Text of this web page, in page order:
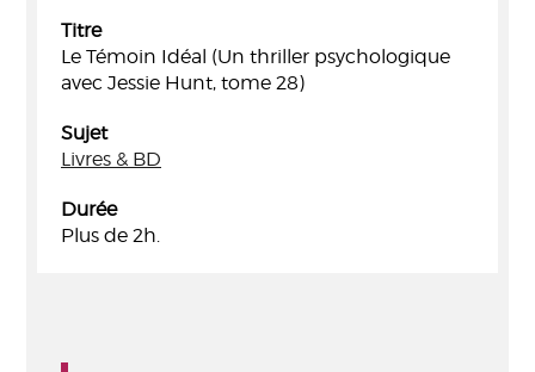
Titre
Le Témoin Idéal (Un thriller psychologique
avec Jessie Hunt, tome 28)
Sujet
Livres & BD
Durée
Plus de 2h.